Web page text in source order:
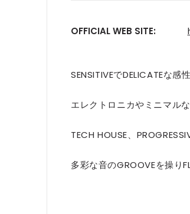
OFFICIAL WEB SITE:
SENSITIVEでDELICATEな感
エレクトロニカやミニマル
TECH HOUSE、
多彩な音のGROOVEを操り